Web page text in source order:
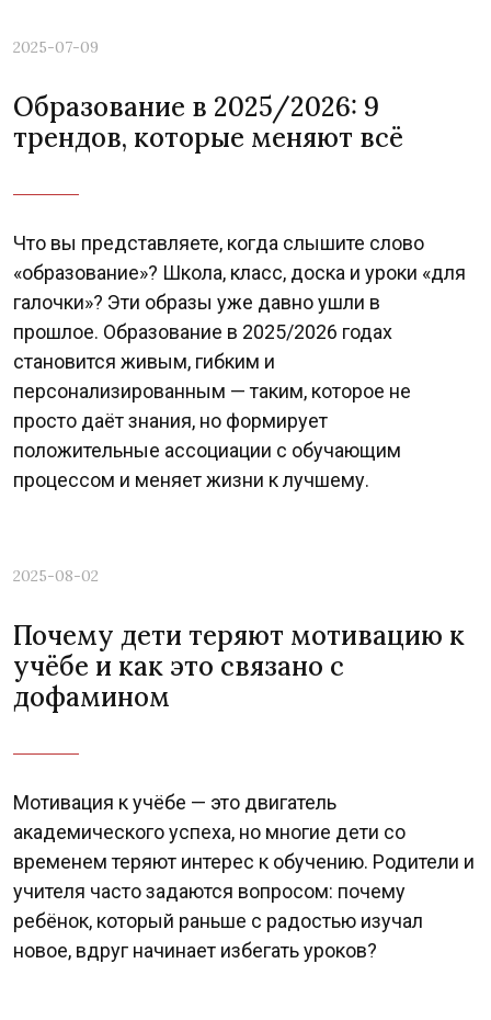
2025-07-09
Образование в 2025/2026: 9
трендов, которые меняют всё
Что вы представляете, когда слышите слово
«образование»? Школа, класс, доска и уроки «для
галочки»? Эти образы уже давно ушли в
прошлое. Образование в 2025/2026 годах
становится живым, гибким и
персонализированным — таким, которое не
просто даёт знания, но формирует
положительные ассоциации с обучающим
процессом и меняет жизни к лучшему.
2025-08-02
Почему дети теряют мотивацию к
учёбе и как это связано с
дофамином
Мотивация к учёбе — это двигатель
академического успеха, но многие дети со
временем теряют интерес к обучению. Родители и
учителя часто задаются вопросом: почему
ребёнок, который раньше с радостью изучал
новое, вдруг начинает избегать уроков?